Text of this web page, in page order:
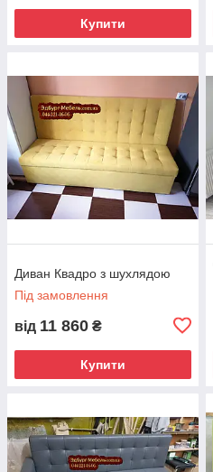
Купити
Диван Квадро з шухлядою
Під замовлення
від 11 860 ₴
Купити